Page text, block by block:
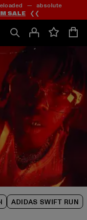
— absolute
SALE ❮❮
ADIDAS SWIFT RUN